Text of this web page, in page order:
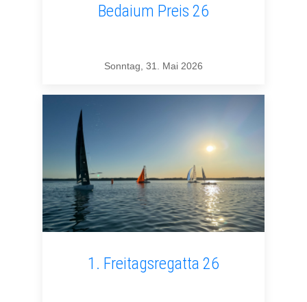
Bedaium Preis 26
Sonntag, 31. Mai 2026
1. Freitagsregatta 26